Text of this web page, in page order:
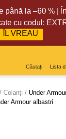
până la –60 % |
cu codul:
ÎL VREAU
Căutați
Colanți
Under
Armour albastri